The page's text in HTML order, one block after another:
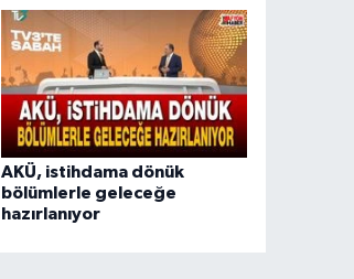
AKÜ, istihdama dönük
bölümlerle geleceğe
hazırlanıyor